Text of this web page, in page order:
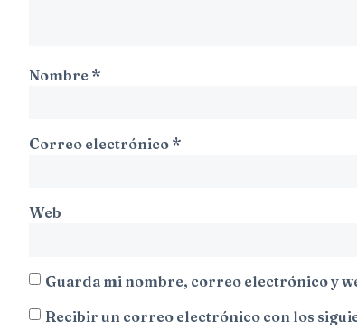
Nombre *
Correo electrónico *
Web
Guarda mi nombre, correo electrónico y
Recibir un correo electrónico con los